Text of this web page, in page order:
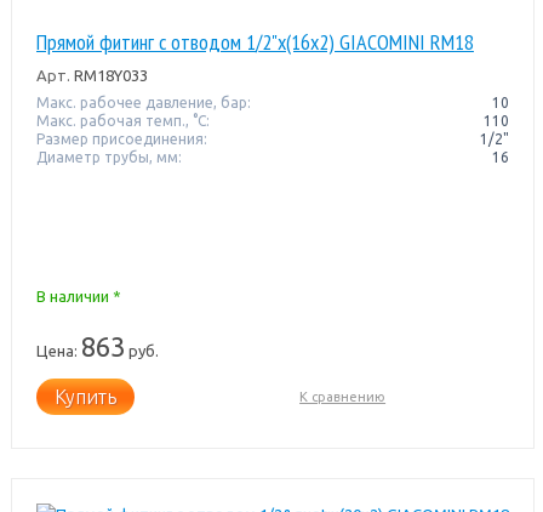
Прямой фитинг с отводом 1/2"x(16x2) GIACOMINI RM18
Арт. RM18Y033
Макс. рабочее давление, бар:
10
Макс. рабочая темп., °С:
110
Размер присоединения:
1/2"
Диаметр трубы, мм:
16
В наличии *
Цена: 863 руб.
Купить К сравнению